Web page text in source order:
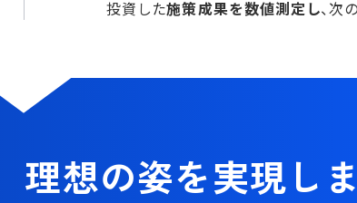
投資した施策成果を数値測定し、次
理想の姿を実現し